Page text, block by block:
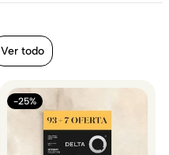
Ver todo
-25%